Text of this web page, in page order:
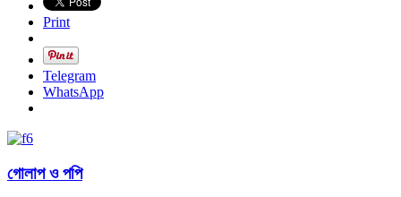
Print
Telegram
WhatsApp
গোলাপ ও পপি